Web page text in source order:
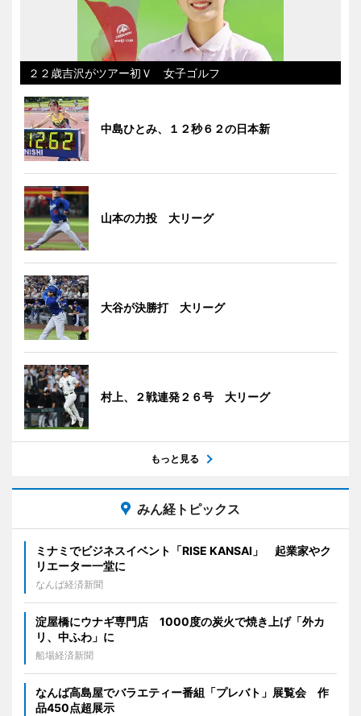
２２歳吉沢がツアー初Ｖ 女子ゴルフ
中島ひとみ、１２秒６２の日本新
山本の力投 大リーグ
大谷が決勝打 大リーグ
村上、２戦連発２６号 大リーグ
もっと見る
みん経トピックス
ミナミでビジネスイベント「RISE KANSAI」 起業家やク
リエーター一堂に
なんば経済新聞
淀屋橋にウナギ専門店 1000度の炭火で焼き上げ「外カ
リ、中ふわ」に
船場経済新聞
なんば高島屋でバラエティー番組「プレバト」展覧会 作
品450点超展示